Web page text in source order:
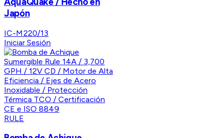
Japón
IC-M220/13
Iniciar Sesión
RULE